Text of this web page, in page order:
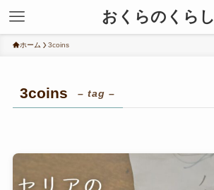
おくらのくらし
ホーム 3coins
3coins – tag –